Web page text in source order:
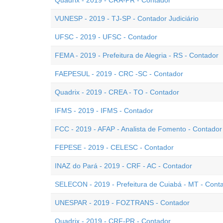
VUNESP - 2019 - TJ-SP - Contador Judiciário
UFSC - 2019 - UFSC - Contador
FEMA - 2019 - Prefeitura de Alegria - RS - Contador
FAEPESUL - 2019 - CRC -SC - Contador
Quadrix - 2019 - CREA - TO - Contador
IFMS - 2019 - IFMS - Contador
FCC - 2019 - AFAP - Analista de Fomento - Contador
FEPESE - 2019 - CELESC - Contador
INAZ do Pará - 2019 - CRF - AC - Contador
SELECON - 2019 - Prefeitura de Cuiabá - MT -
UNESPAR - 2019 - FOZTRANS - Contador
Quadrix - 2019 - CRF-PR - Contador